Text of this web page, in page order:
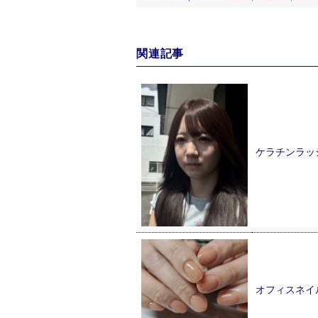
関連記事
ケラチンラッ
オフィスネイ